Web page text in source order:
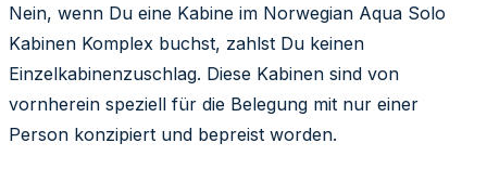
Nein, wenn Du eine Kabine im Norwegian Aqua Solo
Kabinen Komplex buchst, zahlst Du keinen
Einzelkabinenzuschlag. Diese Kabinen sind von
vornherein speziell für die Belegung mit nur einer
Person konzipiert und bepreist worden.